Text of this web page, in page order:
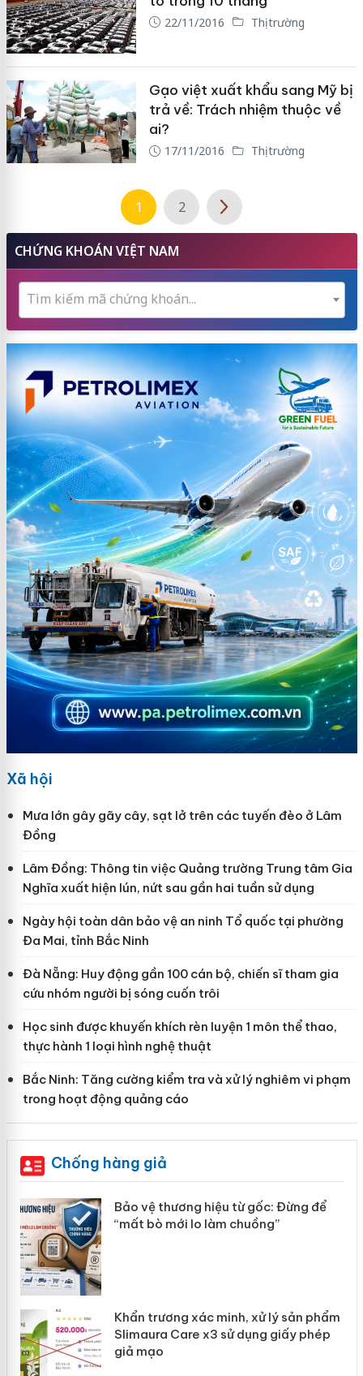
22/11/2016 Thị trường
Gạo việt xuất khẩu sang Mỹ bị
trả về: Trách nhiệm thuộc về
ai?
17/11/2016 Thị trường
1 2
CHỨNG KHOÁN VIỆT NAM
Tìm kiếm mã chứng khoán...
Xã hội
Mưa lớn gây gãy cây, sạt lở trên các tuyến đèo ở Lâm
Đồng
Lâm Đồng: Thông tin việc Quảng trường Trung tâm Gia
Nghĩa xuất hiện lún, nứt sau gần hai tuần sử dụng
Ngày hội toàn dân bảo vệ an ninh Tổ quốc tại phường
Đa Mai, tỉnh Bắc Ninh
Đà Nẵng: Huy động gần 100 cán bộ, chiến sĩ tham gia
cứu nhóm người bị sóng cuốn trôi
Học sinh được khuyến khích rèn luyện 1 môn thể thao,
thực hành 1 loại hình nghệ thuật
Bắc Ninh: Tăng cường kiểm tra và xử lý nghiêm vi phạm
trong hoạt động quảng cáo
Chống hàng giả
Bảo vệ thương hiệu từ gốc: Đừng để
“mất bò mới lo làm chuồng”
Khẩn trương xác minh, xử lý sản phẩm
Slimaura Care x3 sử dụng giấy phép
giả mạo